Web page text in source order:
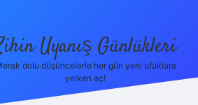
Uyanış Günlükleri
dolu düşüncelerle her gün yeni ufuklara
yelken aç!